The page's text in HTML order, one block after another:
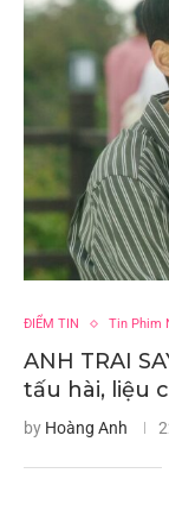
ĐIỂM TIN Tin Phim
ANH TRAI
tấu hài, liệu
by Hoàng Anh